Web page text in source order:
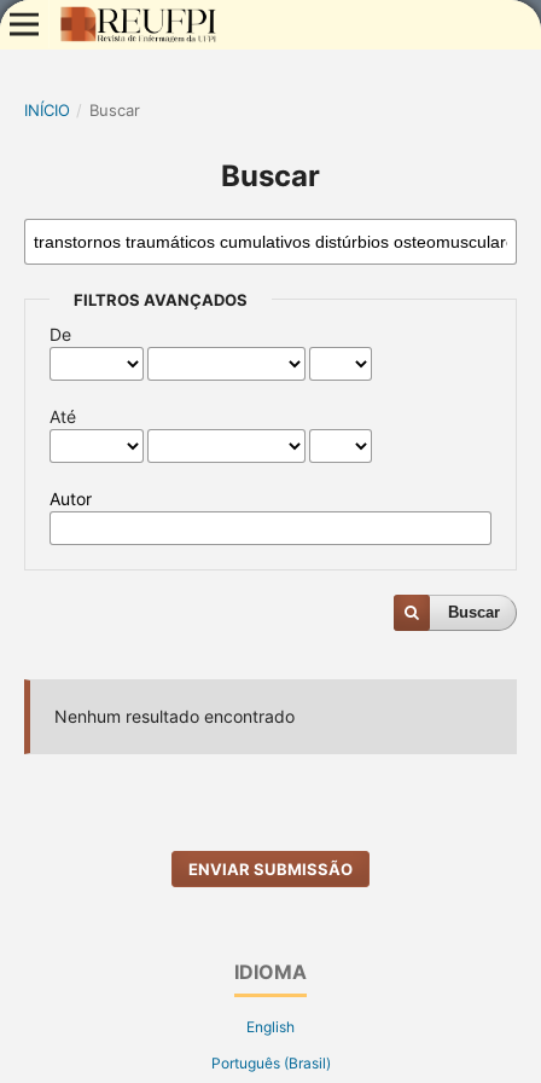
INÍCIO / Buscar
Buscar
FILTROS AVANÇADOS
De
Até
Autor
Buscar
Nenhum resultado encontrado
ENVIAR SUBMISSÃO
IDIOMA
English
Português (Brasil)